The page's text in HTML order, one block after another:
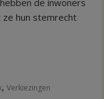
ze hun stemrecht
,Verkiezingen